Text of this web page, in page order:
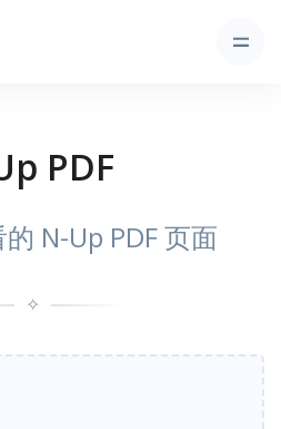
PDF
N-Up PDF 页面
✧